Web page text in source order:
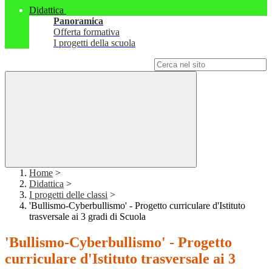
Didattica
Panoramica
Offerta formativa
I progetti della scuola
Home >
Didattica >
I progetti delle classi >
'Bullismo-Cyberbullismo' - Progetto curriculare d'Istituto
trasversale ai 3 gradi di Scuola
'Bullismo-Cyberbullismo' - Progetto
curriculare d'Istituto trasversale ai 3